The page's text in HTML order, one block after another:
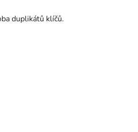
duplikátů klíčů.